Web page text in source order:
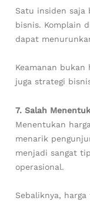
Satu insiden saja
bisnis. Komplain
dapat
Keamanan
juga strategi
7. Salah
Menentukan
menarik
menjadi sangat
operasional.
Sebaliknya,